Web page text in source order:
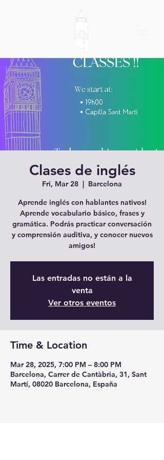
Clases de inglés
Fri, Mar 28
  |
Barcelona
Aprende inglés con hablantes nativos!
Aprende vocabulario básico, frases y
gramática. Podrás practicar conversación
y comprensión auditiva, y conocer nuevos
amigos!
Las entradas no están a la
venta
Ver otros eventos
Time & Location
Mar 28, 2025, 7:00 PM – 8:00 PM
Barcelona, Carrer de Cantàbria, 31, Sant
Martí, 08020 Barcelona, España